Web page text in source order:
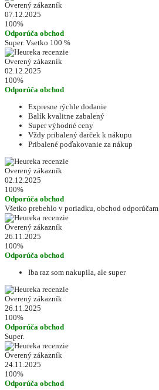
Overený zákazník
07.12.2025
100%
Odporúča obchod
Super. Vsetko 100 %
Overený zákazník
02.12.2025
100%
Odporúča obchod
Expresne rýchle dodanie
Balík kvalitne zabalený
Super výhodné ceny
Vždy pribalený darček k nákupu
Pribalené poďakovanie za nákup
Overený zákazník
02.12.2025
100%
Odporúča obchod
Všetko prebehlo v poriadku, obchod odporúčam
Overený zákazník
26.11.2025
100%
Odporúča obchod
Iba raz som nakupila, ale super
Overený zákazník
26.11.2025
100%
Odporúča obchod
Super.
Overený zákazník
24.11.2025
100%
Odporúča obchod